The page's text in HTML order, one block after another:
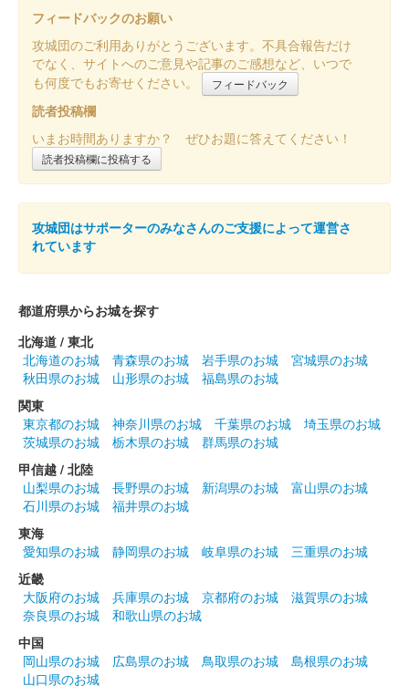
販売終了
銀色箔を使った両日合わせて限定50枚の御城印。なくなり次第終
了。
高崎城 御城印 Japan EXPO 2024 巴里出陣記念
販売終了
和田城（高崎城） 御城印
ぐんま特使Menkoiガールズが文字を担当した。100枚限定。
高崎城 御城印 群馬戦国御城印サミット版
販売終了
100枚限定
高崎城 御城印 群馬戦国御城印サミット版
販売終了
ぐんま特使Menkoiガールズが文字を担当した。
高崎城 御城印
フィードバックのお願い
攻城団のご利用ありがとうございます。不具合報告だけ
でなく、サイトへのご意見や記事のご感想など、いつで
も何度でもお寄せください。
フィードバック
読者投稿欄
いまお時間ありますか？ ぜひお題に答えてください！
読者投稿欄に投稿する
攻城団はサポーターのみなさんのご支援によって運営さ
れています
都道府県からお城を探す
北海道 / 東北
北海道のお城
青森県のお城 岩手県のお城
宮城県のお城
秋田県のお城
山形県のお城
福島県のお城
関東
東京都のお城
神奈川県のお城 千葉県のお城
埼玉県のお城
茨城県のお城
栃木県のお城
群馬県のお城
甲信越 / 北陸
山梨県のお城
長野県のお城 新潟県のお城
富山県のお城
石川県のお城
福井県のお城
東海
愛知県のお城
静岡県のお城 岐阜県のお城
三重県のお城
近畿
大阪府のお城
兵庫県のお城 京都府のお城
滋賀県のお城
奈良県のお城
和歌山県のお城
中国
岡山県のお城
広島県のお城 鳥取県のお城
島根県のお城
山口県のお城